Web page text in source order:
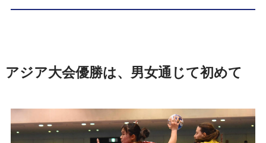
アジア大会優勝は、男女通じて初めて